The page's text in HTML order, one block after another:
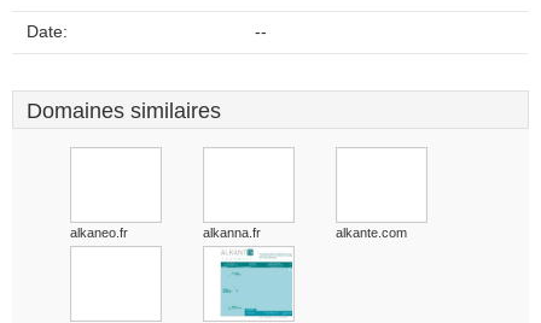
Date: --
Domaines similaires
alkaneo.fr alkanna.fr alkante.com